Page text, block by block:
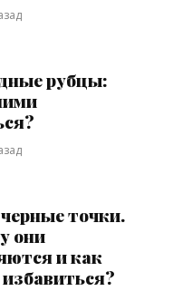
рубцы:
точки.
они
и как